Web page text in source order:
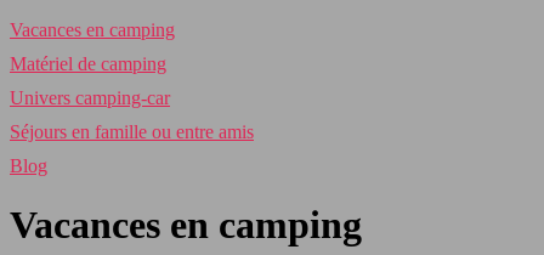
Vacances en camping
Matériel de camping
Univers camping-car
Séjours en famille ou entre amis
Blog
Vacances en camping